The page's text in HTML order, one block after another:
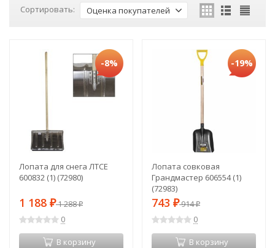
Сортировать: Оценка покупателей
-8%
Лопата для снега ЛТСЕ
600832 (1) (72980)
1 188 ₽1 288₽
0
В корзину
-19%
Лопата совковая
Грандмастер 606554 (1)
(72983)
743 ₽914₽
0
В корзину